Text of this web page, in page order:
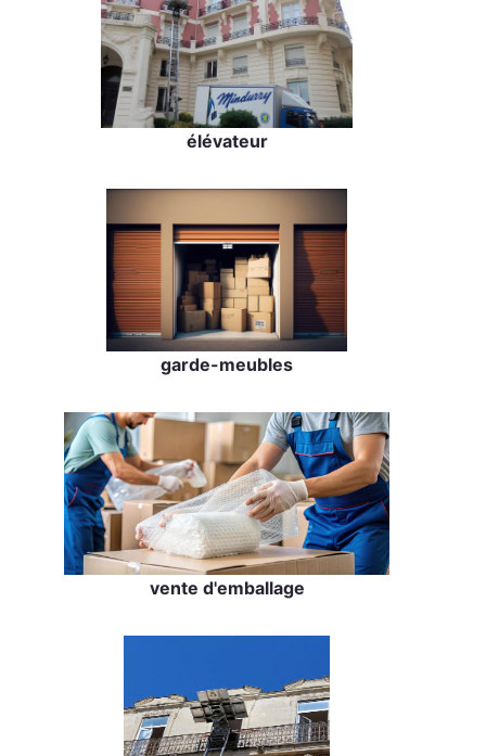
élévateur
garde-meubles
vente d'emballage